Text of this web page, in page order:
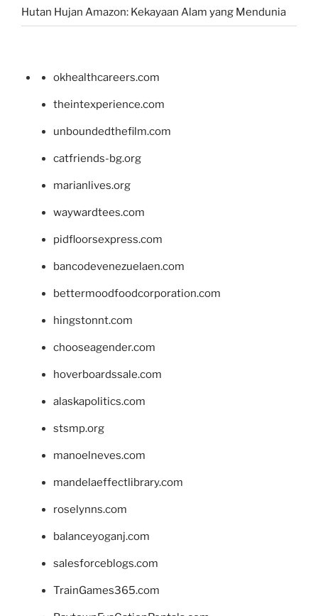
Hutan Hujan Amazon: Kekayaan Alam yang Mendunia
okhealthcareers.com
theintexperience.com
unboundedthefilm.com
catfriends-bg.org
marianlives.org
waywardtees.com
pidfloorsexpress.com
bancodevenezuelaen.com
bettermoodfoodcorporation.com
hingstonnt.com
chooseagender.com
hoverboardssale.com
alaskapolitics.com
stsmp.org
manoelneves.com
mandelaeffectlibrary.com
roselynns.com
balanceyoganj.com
salesforceblogs.com
TrainGames365.com